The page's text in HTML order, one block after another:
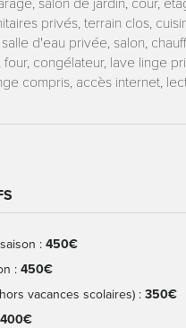
salon de jardin, cour,
privés, terrain clos,
d'eau privée, salon,
congélateur, lave linge
compris, accès internet,
: 450€
: 450€
vacances scolaires) : 350€
400€